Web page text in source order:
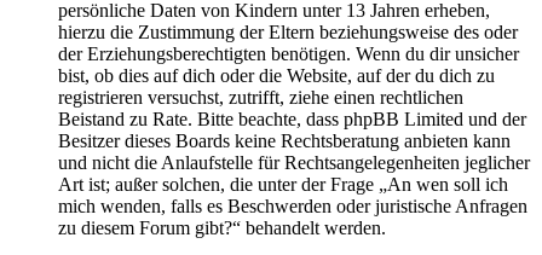
persönliche Daten von Kindern unter 13 Jahren erheben,
hierzu die Zustimmung der Eltern beziehungsweise des oder
der Erziehungsberechtigten benötigen. Wenn du dir unsicher
bist, ob dies auf dich oder die Website, auf der du dich zu
registrieren versuchst, zutrifft, ziehe einen rechtlichen
Beistand zu Rate. Bitte beachte, dass phpBB Limited und der
Besitzer dieses Boards keine Rechtsberatung anbieten kann
und nicht die Anlaufstelle für Rechtsangelegenheiten jeglicher
Art ist; außer solchen, die unter der Frage „An wen soll ich
mich wenden, falls es Beschwerden oder juristische Anfragen
zu diesem Forum gibt?“ behandelt werden.